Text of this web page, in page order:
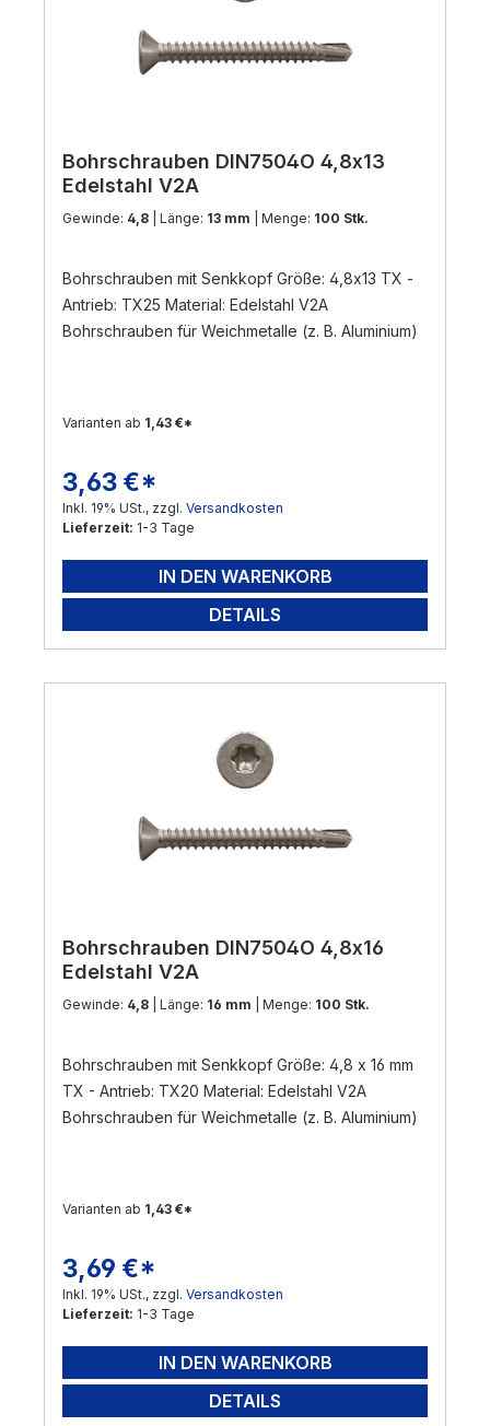
Bohrschrauben DIN7504O 4,8x13
Edelstahl V2A
Gewinde: 4,8 | Länge: 13 mm | Menge: 100 Stk.
Bohrschrauben mit Senkkopf Größe: 4,8x13 TX -
Antrieb: TX25 Material: Edelstahl V2A
Bohrschrauben für Weichmetalle (z. B. Aluminium)
Varianten ab 1,43 €*
Regulärer Preis:
3,63 €*
Inkl. 19% USt., zzgl. Versandkosten
Lieferzeit: 1-3 Tage
IN DEN WARENKORB
DETAILS
Bohrschrauben DIN7504O 4,8x16
Edelstahl V2A
Gewinde: 4,8 | Länge: 16 mm | Menge: 100 Stk.
Bohrschrauben mit Senkkopf Größe: 4,8 x 16 mm
TX - Antrieb: TX20 Material: Edelstahl V2A
Bohrschrauben für Weichmetalle (z. B. Aluminium)
Varianten ab 1,43 €*
Regulärer Preis:
3,69 €*
Inkl. 19% USt., zzgl. Versandkosten
Lieferzeit: 1-3 Tage
IN DEN WARENKORB
DETAILS